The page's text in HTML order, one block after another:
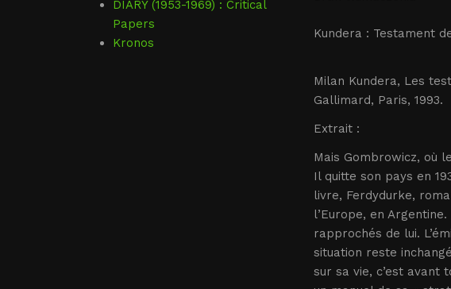
Kundera : Testament
Milan Kundera, Les
Gallimard, Paris, 1993.
Extrait :
Mais Gombrowicz, où
Il quitte son pays en
livre, Ferdydurke,
l’Europe, en
rapprochés de lui.
situation reste
sur sa vie, c’est avant
DIARY (1953-1969) : Critical
Papers
Kronos